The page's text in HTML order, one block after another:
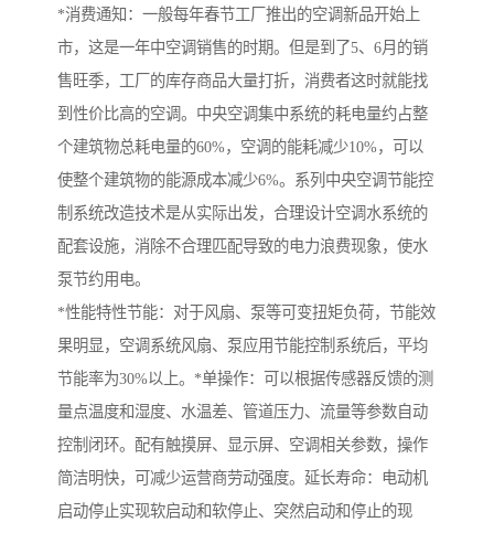
*消费通知：一般每年春节工厂推出的空调新品开始上
市，这是一年中空调销售的时期。但是到了5、6月的销
售旺季，工厂的库存商品大量打折，消费者这时就能找
到性价比高的空调。中央空调集中系统的耗电量约占整
个建筑物总耗电量的60%，空调的能耗减少10%，可以
使整个建筑物的能源成本减少6%。系列中央空调节能控
制系统改造技术是从实际出发，合理设计空调水系统的
配套设施，消除不合理匹配导致的电力浪费现象，使水
泵节约用电。
*性能特性节能：对于风扇、泵等可变扭矩负荷，节能效
果明显，空调系统风扇、泵应用节能控制系统后，平均
节能率为30%以上。*单操作：可以根据传感器反馈的测
量点温度和湿度、水温差、管道压力、流量等参数自动
控制闭环。配有触摸屏、显示屏、空调相关参数，操作
简洁明快，可减少运营商劳动强度。延长寿命：电动机
启动停止实现软启动和软停止、突然启动和停止的现